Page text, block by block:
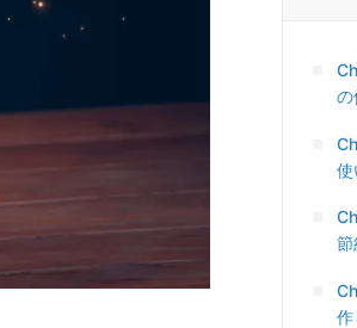
の
使
節
作